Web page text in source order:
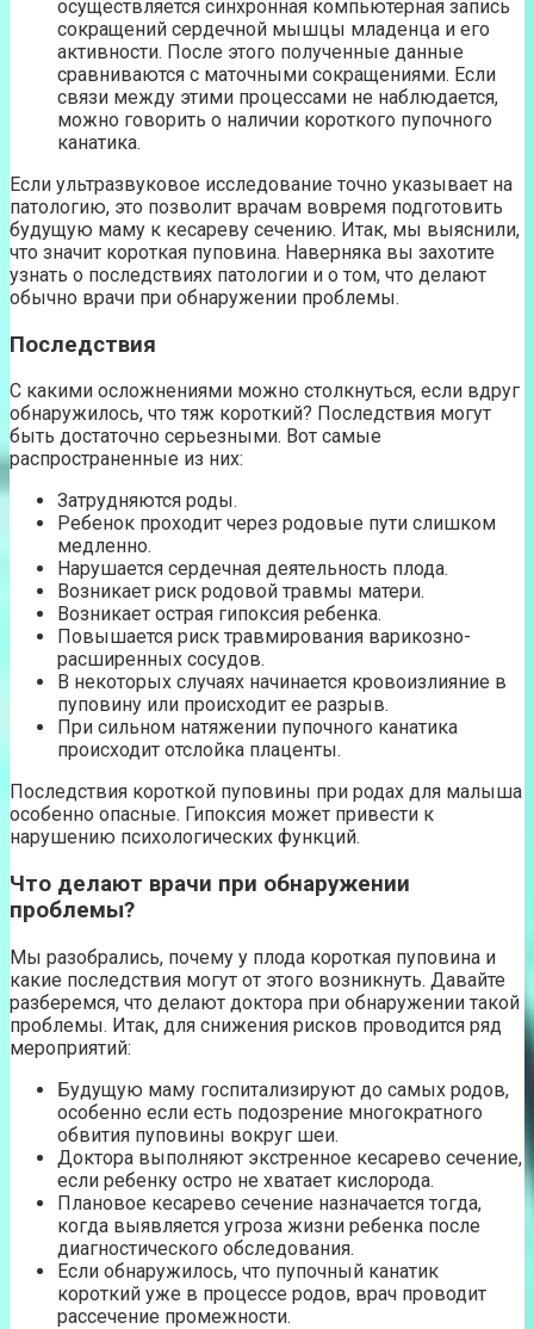
осуществляется синхронная компьютерная запись
сокращений сердечной мышцы младенца и его
активности. После этого полученные данные
сравниваются с маточными сокращениями. Если
связи между этими процессами не наблюдается,
можно говорить о наличии короткого пупочного
канатика.
Если ультразвуковое исследование точно указывает на
патологию, это позволит врачам вовремя подготовить
будущую маму к кесареву сечению. Итак, мы выяснили,
что значит короткая пуповина. Наверняка вы захотите
узнать о последствиях патологии и о том, что делают
обычно врачи при обнаружении проблемы.
Последствия
С какими осложнениями можно столкнуться, если вдруг
обнаружилось, что тяж короткий? Последствия могут
быть достаточно серьезными. Вот самые
распространенные из них:
Затрудняются роды.
Ребенок проходит через родовые пути слишком
медленно.
Нарушается сердечная деятельность плода.
Возникает риск родовой травмы матери.
Возникает острая гипоксия ребенка.
Повышается риск травмирования варикозно-
расширенных сосудов.
В некоторых случаях начинается кровоизлияние в
пуповину или происходит ее разрыв.
При сильном натяжении пупочного канатика
происходит отслойка плаценты.
Последствия короткой пуповины при родах для малыша
особенно опасные. Гипоксия может привести к
нарушению психологических функций.
Что делают врачи при обнаружении
проблемы?
Мы разобрались, почему у плода короткая пуповина и
какие последствия могут от этого возникнуть. Давайте
разберемся, что делают доктора при обнаружении такой
проблемы. Итак, для снижения рисков проводится ряд
мероприятий:
Будущую маму госпитализируют до самых родов,
особенно если есть подозрение многократного
обвития пуповины вокруг шеи.
Доктора выполняют экстренное кесарево сечение,
если ребенку остро не хватает кислорода.
Плановое кесарево сечение назначается тогда,
когда выявляется угроза жизни ребенка после
диагностического обследования.
Если обнаружилось, что пупочный канатик
короткий уже в процессе родов, врач проводит
рассечение промежности.